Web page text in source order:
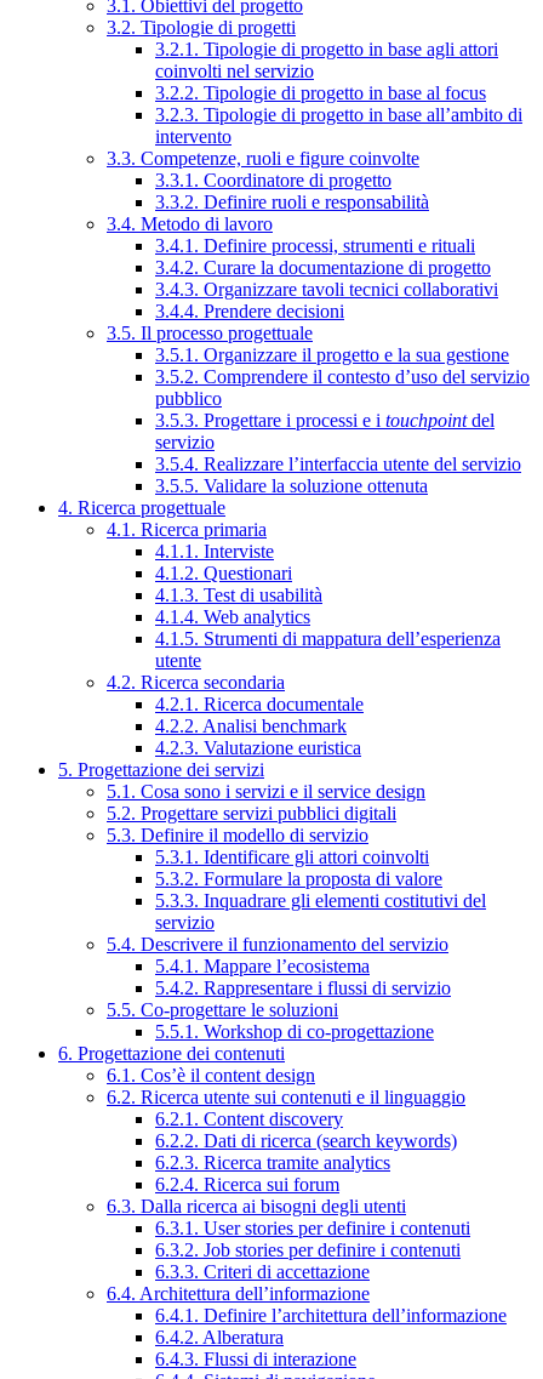
3.1. Obiettivi del progetto
3.2. Tipologie di progetti
3.2.1. Tipologie di progetto in base agli attori
coinvolti nel servizio
3.2.2. Tipologie di progetto in base al focus
3.2.3. Tipologie di progetto in base all’ambito di
intervento
3.3. Competenze, ruoli e figure coinvolte
3.3.1. Coordinatore di progetto
3.3.2. Definire ruoli e responsabilità
3.4. Metodo di lavoro
3.4.1. Definire processi, strumenti e rituali
3.4.2. Curare la documentazione di progetto
3.4.3. Organizzare tavoli tecnici collaborativi
3.4.4. Prendere decisioni
3.5. Il processo progettuale
3.5.1. Organizzare il progetto e la sua gestione
3.5.2. Comprendere il contesto d’uso del servizio
pubblico
3.5.3. Progettare i processi e i touchpointdel
servizio
3.5.4. Realizzare l’interfaccia utente del servizio
3.5.5. Validare la soluzione ottenuta
4. Ricerca progettuale
4.1. Ricerca primaria
4.1.1. Interviste
4.1.2. Questionari
4.1.3. Test di usabilità
4.1.4. Web analytics
4.1.5. Strumenti di mappatura dell’esperienza
utente
4.2. Ricerca secondaria
4.2.1. Ricerca documentale
4.2.2. Analisi benchmark
4.2.3. Valutazione euristica
5. Progettazione dei servizi
5.1. Cosa sono i servizi e il service design
5.2. Progettare servizi pubblici digitali
5.3. Definire il modello di servizio
5.3.1. Identificare gli attori coinvolti
5.3.2. Formulare la proposta di valore
5.3.3. Inquadrare gli elementi costitutivi del
servizio
5.4. Descrivere il funzionamento del servizio
5.4.1. Mappare l’ecosistema
5.4.2. Rappresentare i flussi di servizio
5.5. Co-progettare le soluzioni
5.5.1. Workshop di co-progettazione
6. Progettazione dei contenuti
6.1. Cos’è il content design
6.2. Ricerca utente sui contenuti e il linguaggio
6.2.1. Content discovery
6.2.2. Dati di ricerca (search keywords)
6.2.3. Ricerca tramite analytics
6.2.4. Ricerca sui forum
6.3. Dalla ricerca ai bisogni degli utenti
6.3.1. User stories per definire i contenuti
6.3.2. Job stories per definire i contenuti
6.3.3. Criteri di accettazione
6.4. Architettura dell’informazione
6.4.1. Definire l’architettura dell’informazione
6.4.2. Alberatura
6.4.3. Flussi di interazione